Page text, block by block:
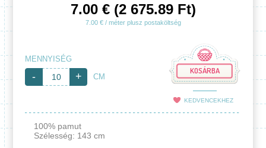
7.00 € (2 675.89 Ft)
7.00 € / méter plusz postaköltség
MENNYISÉG
+
- CM
KOSÁRBA
KEDVENCEKHEZ
100% pamut
Szélesség: 143 cm